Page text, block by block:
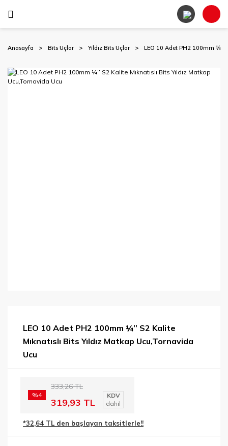
Anasayfa Bits Uçlar Yıldız Bits Uçlar LEO 10 Adet PH2 100mm ¼’’
LEO 10 Adet PH2 100mm ¼’’ S2 Kalite
Mıknatıslı Bits Yıldız Matkap Ucu,Tornavida
Ucu
%4
333,26 TL
319,93 TL
KDV
dahil
*32,64 TL den başlayan taksitlerle!!